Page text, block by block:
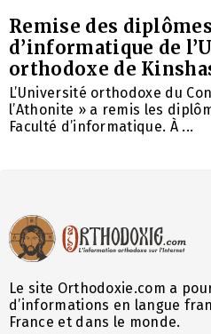
Remise des
d’informatique de
orthodoxe de
L’Université orthodoxe du
l’Athonite » a remis les
Faculté d’informatique. À ...
Le site Orthodoxie.com a
d’informations en langue
France et dans le monde.